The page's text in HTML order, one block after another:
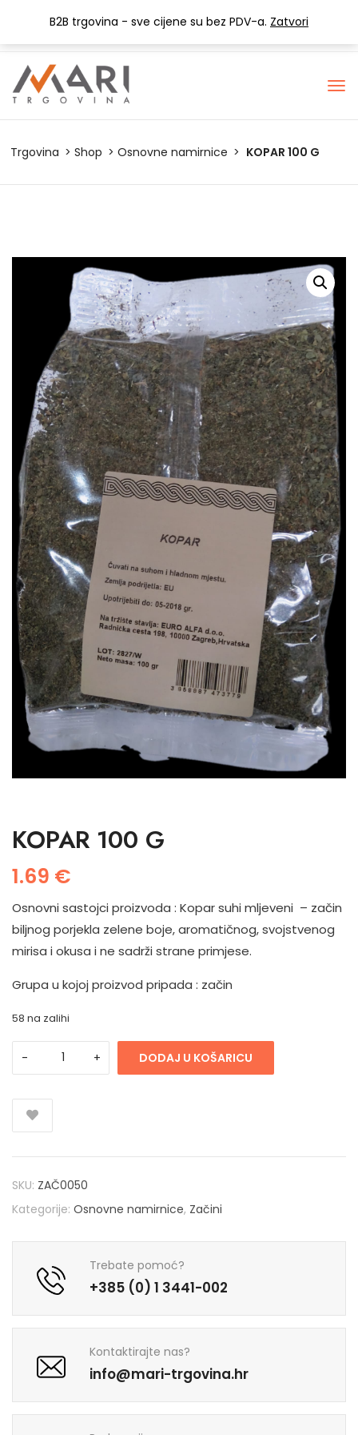
B2B trgovina - sve cijene su bez PDV-a. Zatvori
+385 (0) 1 3441-053
info@mari-trgovina.hr
Trgovina Shop Osnovne namirnice KOPAR 100 G
KOPAR 100 G
1.69 €
Osnovni sastojci proizvoda : Kopar suhi mljeveni – začin
biljnog porjekla zelene boje, aromatičnog, svojstvenog
mirisa i okusa i ne sadrži strane primjese.
Grupa u kojoj proizvod pripada : začin
58 na zalihi
DODAJ U KOŠARICU
SKU: ZAČ0050
Kategorije: Osnovne namirnice, Začini
Trebate pomoć?
+385 (0) 1 3441-002
Kontaktirajte nas?
info@mari-trgovina.hr